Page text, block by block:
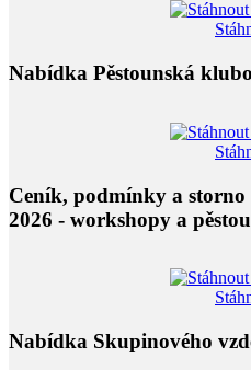
Nabídka Pěstounská
Ceník, podmínky a
2026 - workshopy a
Nabídka Skupinového